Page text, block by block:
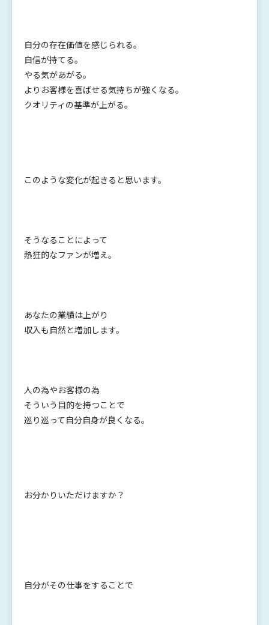
自分の存在価値を感じられる。
自信が持てる。
やる気があがる。
よりお客様を喜ばせる気持ちが強くなる。
クオリティの基準が上がる。
このような変化が起きると思います。
そうなることによって
熱狂的なファンが増え。
あなたの業績は上がり
収入も自然と増加します。
人の為やお客様の為
そういう目的を持つことで
巡り巡って自分自身が良くなる。
お分かりいただけますか？
自分がその仕事をすることで